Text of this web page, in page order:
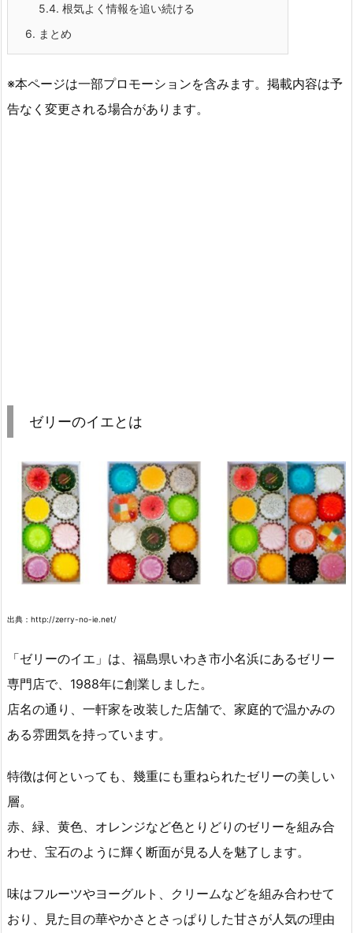
5.4. 根気よく情報を追い続ける
6. まとめ
※本ページは一部プロモーションを含みます。掲載内容は予
告なく変更される場合があります。
ゼリーのイエとは
出典：http://zerry-no-ie.net/
「ゼリーのイエ」は、福島県いわき市小名浜にあるゼリー
専門店で、1988年に創業しました。
店名の通り、一軒家を改装した店舗で、家庭的で温かみの
ある雰囲気を持っています。
特徴は何といっても、幾重にも重ねられたゼリーの美しい
層。
赤、緑、黄色、オレンジなど色とりどりのゼリーを組み合
わせ、宝石のように輝く断面が見る人を魅了します。
味はフルーツやヨーグルト、クリームなどを組み合わせて
おり、見た目の華やかさとさっぱりした甘さが人気の理由